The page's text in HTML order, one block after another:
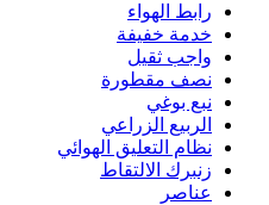
رابط الهواء
خدمة خفيفة
واجب ثقيل
نصف مقطورة
نبع بوغي
الربيع الزراعي
نظام التعليق الهوائي
زنبرك الالتقاط
عناصر